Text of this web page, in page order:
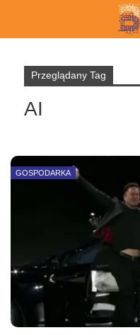
Przeglądany Tag
AI
GOSPODARKA